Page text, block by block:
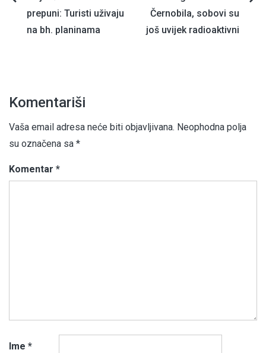
članaka
prepuni: Turisti uživaju
na bh. planinama
Černobila, sobovi su
još uvijek radioaktivni
Komentariši
Vaša email adresa neće biti objavljivana. Neophodna polja
su označena sa *
Komentar *
Ime *